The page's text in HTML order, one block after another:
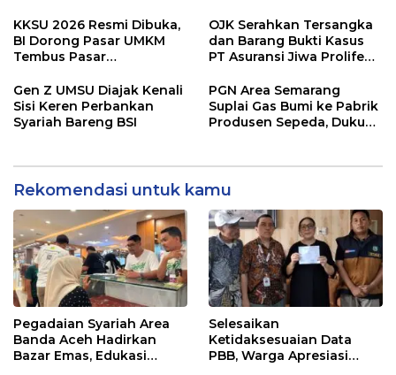
Pasokan BBM Tetap
Terjaga di Aceh, Riau, dan
Kepulauan Riau
KKSU 2026 Resmi Dibuka,
BI Dorong Pasar UMKM
Tembus Pasar
OJK Serahkan Tersangka
dan Barang Bukti Kasus
PT Asuransi Jiwa Prolife
Gen Z UMSU Diajak Kenali
Sisi Keren Perbankan
Syariah Bareng BSI
PGN Area Semarang
Suplai Gas Bumi ke Pabrik
Produsen Sepeda, Dukung
Rekomendasi untuk kamu
Pegadaian Syariah Area
Banda Aceh Hadirkan
Bazar Emas, Edukasi
Selesaikan
Ketidaksesuaian Data
PBB, Warga Apresiasi